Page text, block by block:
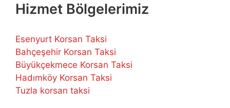
Hizmet Bölgelerimiz
Esenyurt Korsan Taksi
Bahçeşehir Korsan Taksi
Büyükçekmece Korsan Taksi
Hadımköy Korsan Taksi
Tuzla korsan taksi